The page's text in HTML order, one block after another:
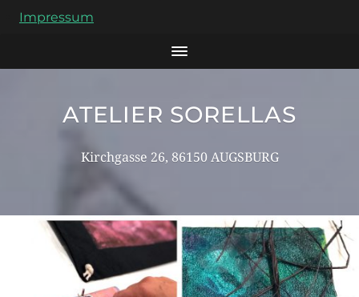
Impressum
ATELIER SORELLAS
Kirchgasse 26, 86150 AUGSBURG